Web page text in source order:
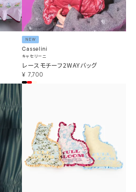
NEW
Casselini
キャセリーニ
レースモチーフ2WAYバッグ
¥ 7,700